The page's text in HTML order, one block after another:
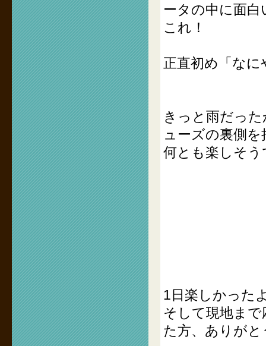
ータの中に面
これ！
正直初め「な
きっと雨だっ
ューズの裏側
何とも楽しそ
1日楽しかった
そして現地ま
た方、ありが